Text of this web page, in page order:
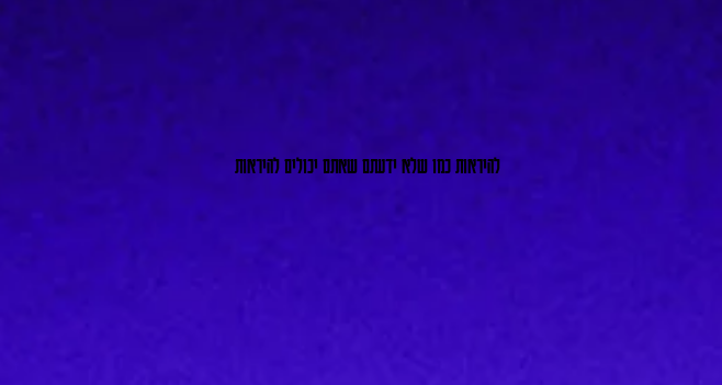
להיראות כמו שלא ידעתם שאתם יכולים להיראות